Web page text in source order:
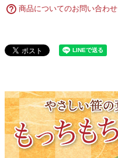
商品についてのお問い合わせ